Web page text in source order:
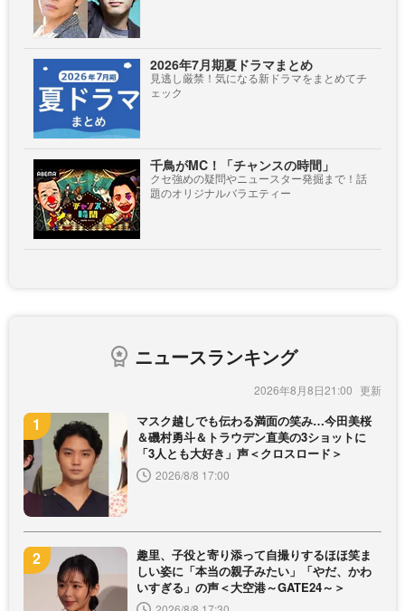
2026年7月期夏ドラマまとめ
見逃し厳禁！気になる新ドラマをまとめてチ
ェック
千鳥がMC！「チャンスの時間」
クセ強めの疑問やニュースター発掘まで！話
題のオリジナルバラエティー
ニュースランキング
2026年8月8日21:00
マスク越しでも伝わる満面の笑み…今田美桜
＆磯村勇斗＆トラウデン直美の3ショットに
「3人とも大好き」声＜クロスロード＞
2026/8/8 17:00
趣里、子役と寄り添って自撮りするほほ笑ま
しい姿に「本当の親子みたい」「やだ、かわ
いすぎる」の声＜大空港～GATE24～＞